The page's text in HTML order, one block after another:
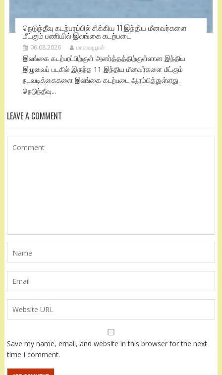
நெடுந்தீவு கடற்பரப்பில் சிக்கிய 11 இந்திய மீனவர்களை
மீட்கும் பணியில் இலங்கை கடற்படை
06.08.2026 மாவையூரன்
இலங்கை கடற்பரப்பிற்குள் அனர்த்தத்திற்குள்ளான இந்திய
இழுவைப் படகில் இருந்த 11 இந்திய மீனவர்களை மீட்கும்
நடவடிக்கைகளை இலங்கை கடற்படை ஆரம்பித்துள்ளது.
நெடுந்தீவு...
LEAVE A COMMENT
Save my name, email, and website in this browser for the next
time I comment.